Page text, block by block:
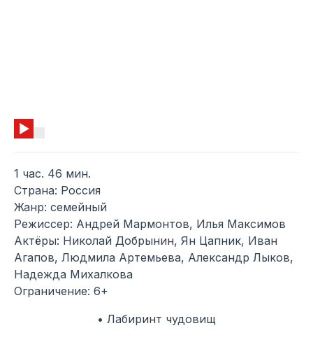
1 час. 46 мин.
Страна: Россия
Жанр: семейный
Режиссер: Андрей Мармонтов, Илья Максимов
Актёры: Николай Добрынин, Ян Цапник, Иван
Агапов, Людмила Артемьева, Александр Лыков,
Надежда Михалкова
Ограничение: 6+
• Лабиринт чудовищ